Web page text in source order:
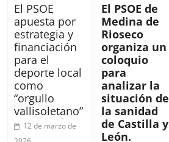
El PSOE
apuesta por
estrategia y
financiación
para el
deporte local
como
“orgullo
vallisoletano”
12 de marzo de
El PSOE de
Medina de
Rioseco
organiza un
coloquio
para
analizar la
situación de
la sanidad
de Castilla y
León.